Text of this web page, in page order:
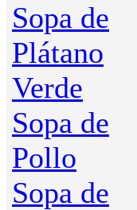
Sopa de
Plátano
Verde
Sopa de
Pollo
Sopa de